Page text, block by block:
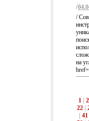
/
/
на
1
2
22|
41